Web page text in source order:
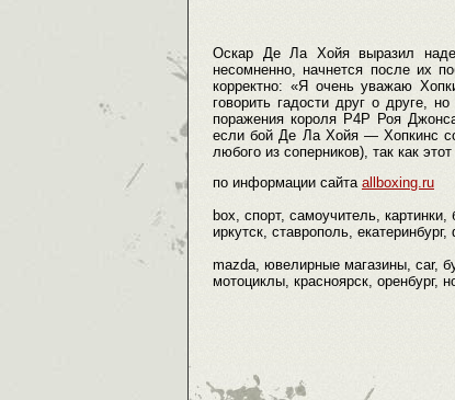
Оскар Де Ла Хойя выразил
несомненно, начнется после их
корректно: «Я очень уважаю
говорить гадости друг о друге,
поражения короля Р4Р Роя
если бой Де Ла Хойя — Хопкинс
любого из соперников), так как
по информации сайта allboxing.ru
box, спорт, самоучитель,
иркутск, ставрополь,
mazda, ювелирные магазины, car,
мотоциклы, красноярск, оренбург,